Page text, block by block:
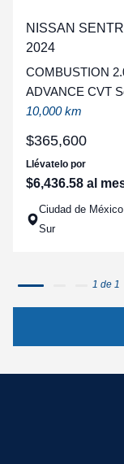
NISSAN
2024
COMBUSTION
ADVANCE CVT
10,000 km
$365,600
Llévatelo por
$6,436.58 al
Ciudad de
Sur
1 de 1